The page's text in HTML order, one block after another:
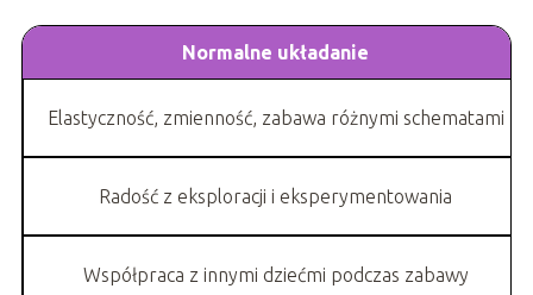
Normalne układanie
Elastyczność, zmienność, zabawa różnymi schematami
Radość z eksploracji i eksperymentowania
Współpraca z innymi dziećmi podczas zabawy